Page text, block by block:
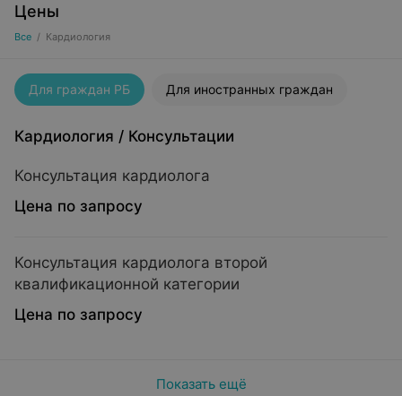
Цены
Все / Кардиология
Для граждан РБ Для иностранных граждан
Кардиология / Консультации
Консультация кардиолога
Цена по запросу
Консультация кардиолога второй
квалификационной категории
Цена по запросу
Показать ещё